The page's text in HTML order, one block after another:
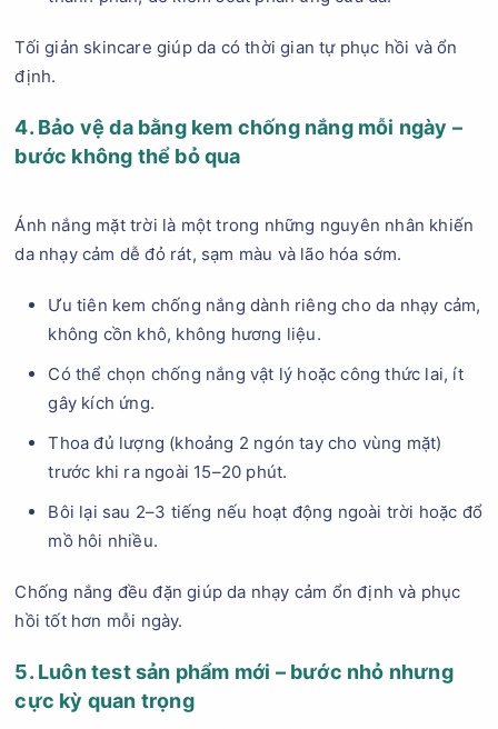
Tối giản skincare giúp da có thời gian tự phục hồi và ổn
định.
4. Bảo vệ da bằng kem chống nắng mỗi ngày –
bước không thể bỏ qua
Ánh nắng mặt trời là một trong những nguyên nhân khiến
da nhạy cảm dễ đỏ rát, sạm màu và lão hóa sớm.
Ưu tiên kem chống nắng dành riêng cho da nhạy cảm,
không cồn khô, không hương liệu.
Có thể chọn chống nắng vật lý hoặc công thức lai, ít
gây kích ứng.
Thoa đủ lượng (khoảng 2 ngón tay cho vùng mặt)
trước khi ra ngoài 15–20 phút.
Bôi lại sau 2–3 tiếng nếu hoạt động ngoài trời hoặc đổ
mồ hôi nhiều.
Chống nắng đều đặn giúp da nhạy cảm ổn định và phục
hồi tốt hơn mỗi ngày.
5. Luôn test sản phẩm mới – bước nhỏ nhưng
cực kỳ quan trọng